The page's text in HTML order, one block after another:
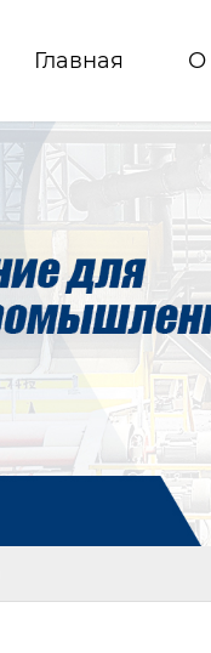
Главная О